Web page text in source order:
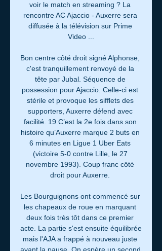
voir le match en streaming ? La
rencontre AC Ajaccio - Auxerre sera
diffusée à la télévision sur Prime
Video ...
Bon centre côté droit signé Alphonse,
c'est tranquillement renvoyé de la
tête par Jubal. Séquence de
possession pour Ajaccio. Celle-ci est
stérile et provoque les sifflets des
supporters, Auxerre défend avec
facilité. 19 C’est la 2e fois dans son
histoire qu’Auxerre marque 2 buts en
6 minutes en Ligue 1 Uber Eats
(victoire 5-0 contre Lille, le 27
novembre 1993). Coup franc côté
droit pour Auxerre.
Les Bourguignons ont commencé sur
les chapeaux de roue en marquant
deux fois très tôt dans ce premier
acte. La partie s'est ensuite équilibrée
mais l'AJA a frappé à nouveau juste